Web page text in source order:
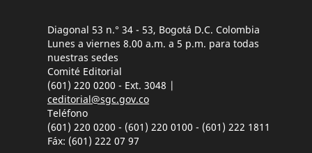
Diagonal 53 n.° 34 - 53, Bogotá D.C. Colombia
Lunes a viernes 8.00 a.m. a 5 p.m. para todas
nuestras sedes
Comité Editorial
(601) 220 0200 - Ext. 3048 |
ceditorial@sgc.gov.co
Teléfono
(601) 220 0200 - (601) 220 0100 - (601) 222 1811
Fáx: (601) 222 07 97